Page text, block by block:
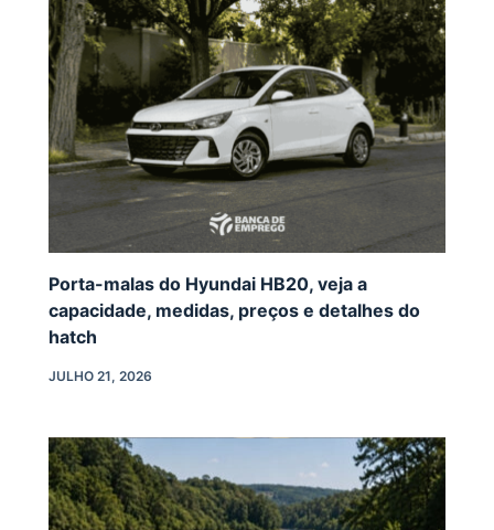
Porta-malas do Hyundai HB20, veja a
capacidade, medidas, preços e detalhes do
hatch
JULHO 21, 2026